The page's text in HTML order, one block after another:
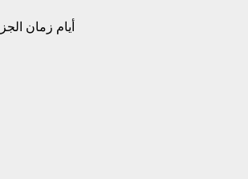
أيام زمان الجزء ٦٣ صندوق